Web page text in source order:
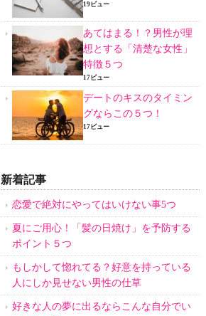
19ビュー
あてはまる！？男性が理
想とする「清楚な女性」
特徴５つ
17ビュー
デートのキスのタイミン
グならこの５つ！
17ビュー
新着記事
恋愛で絶対にやってはいけない事5つ
夏にご用心！「髪の日焼け」を予防する
ポイント５つ
もしかして惚れてる？好意を持っている
人にしか見せない男性の仕草
好きな人の夢に出るならこんな自分でい